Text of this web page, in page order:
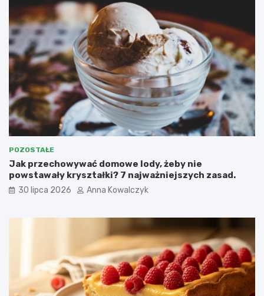
POZOSTAŁE
Jak przechowywać domowe lody, żeby nie
powstawały kryształki? 7 najważniejszych zasad.
30 lipca 2026 Anna Kowalczyk